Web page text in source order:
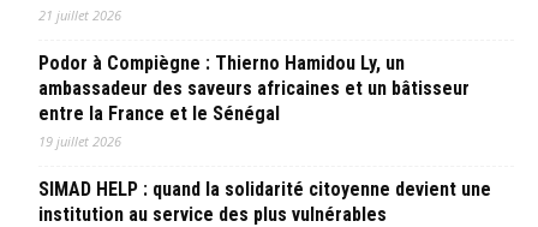
21 juillet 2026
Podor à Compiègne : Thierno Hamidou Ly, un
ambassadeur des saveurs africaines et un bâtisseur
entre la France et le Sénégal
19 juillet 2026
SIMAD HELP : quand la solidarité citoyenne devient une
institution au service des plus vulnérables